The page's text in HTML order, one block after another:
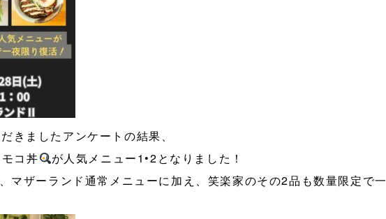
きましたアンケートの結果、
コ丼
が人気メニュー1•2となりました！
マザーランド通常メニューに加え、笑楽家のその2品も数量限定で一